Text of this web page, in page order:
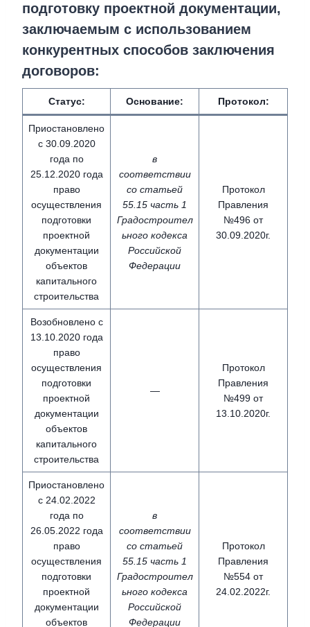
подготовку проектной документации,
заключаемым с использованием
конкурентных способов заключения
договоров:
Статус: Основание: Протокол:
Приостановлено
с 30.09.2020
года по
25.12.2020 года
право
осуществления
подготовки
проектной
документации
объектов
капитального
строительства
в
соответствии
со статьей
55.15 часть 1
Градостроител
ьного кодекса
Российской
Федерации
Протокол
Правления
№496 от
30.09.2020г.
Возобновлено с
13.10.2020 года
право
осуществления
подготовки
проектной
документации
объектов
капитального
строительства
—
Протокол
Правления
№499 от
13.10.2020г.
Приостановлено
с 24.02.2022
года по
26.05.2022 года
право
осуществления
подготовки
проектной
документации
объектов
в
соответствии
со статьей
55.15 часть 1
Градостроител
ьного кодекса
Российской
Федерации
Протокол
Правления
№554 от
24.02.2022г.